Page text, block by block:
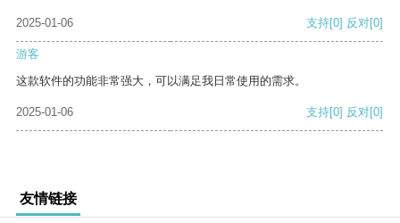
2025-01-06 支持[0] 反对[0]
游客
这款软件的功能非常强大，可以满足我日常使用的需求。
2025-01-06 支持[0] 反对[0]
友情链接